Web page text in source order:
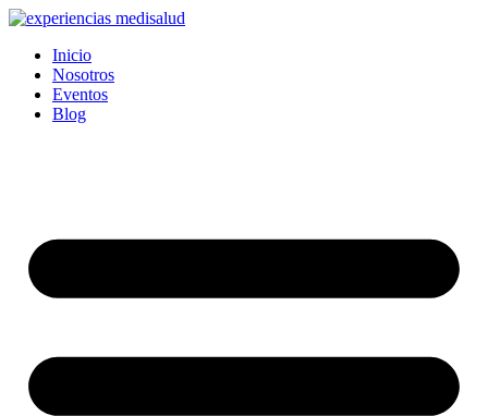
Ir
contenido
Inicio
Nosotros
Eventos
Blog